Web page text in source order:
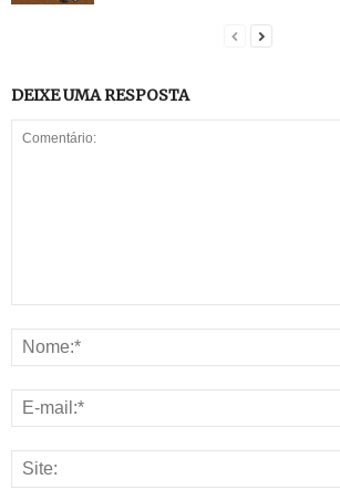
DEIXE UMA RESPOSTA